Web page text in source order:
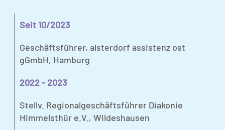
Seit 10/2023
Geschäftsführer, alsterdorf assistenz ost
gGmbH, Hamburg
2022 - 2023
Stellv. Regionalgeschäftsführer Diakonie
Himmelsthür e.V., Wildeshausen